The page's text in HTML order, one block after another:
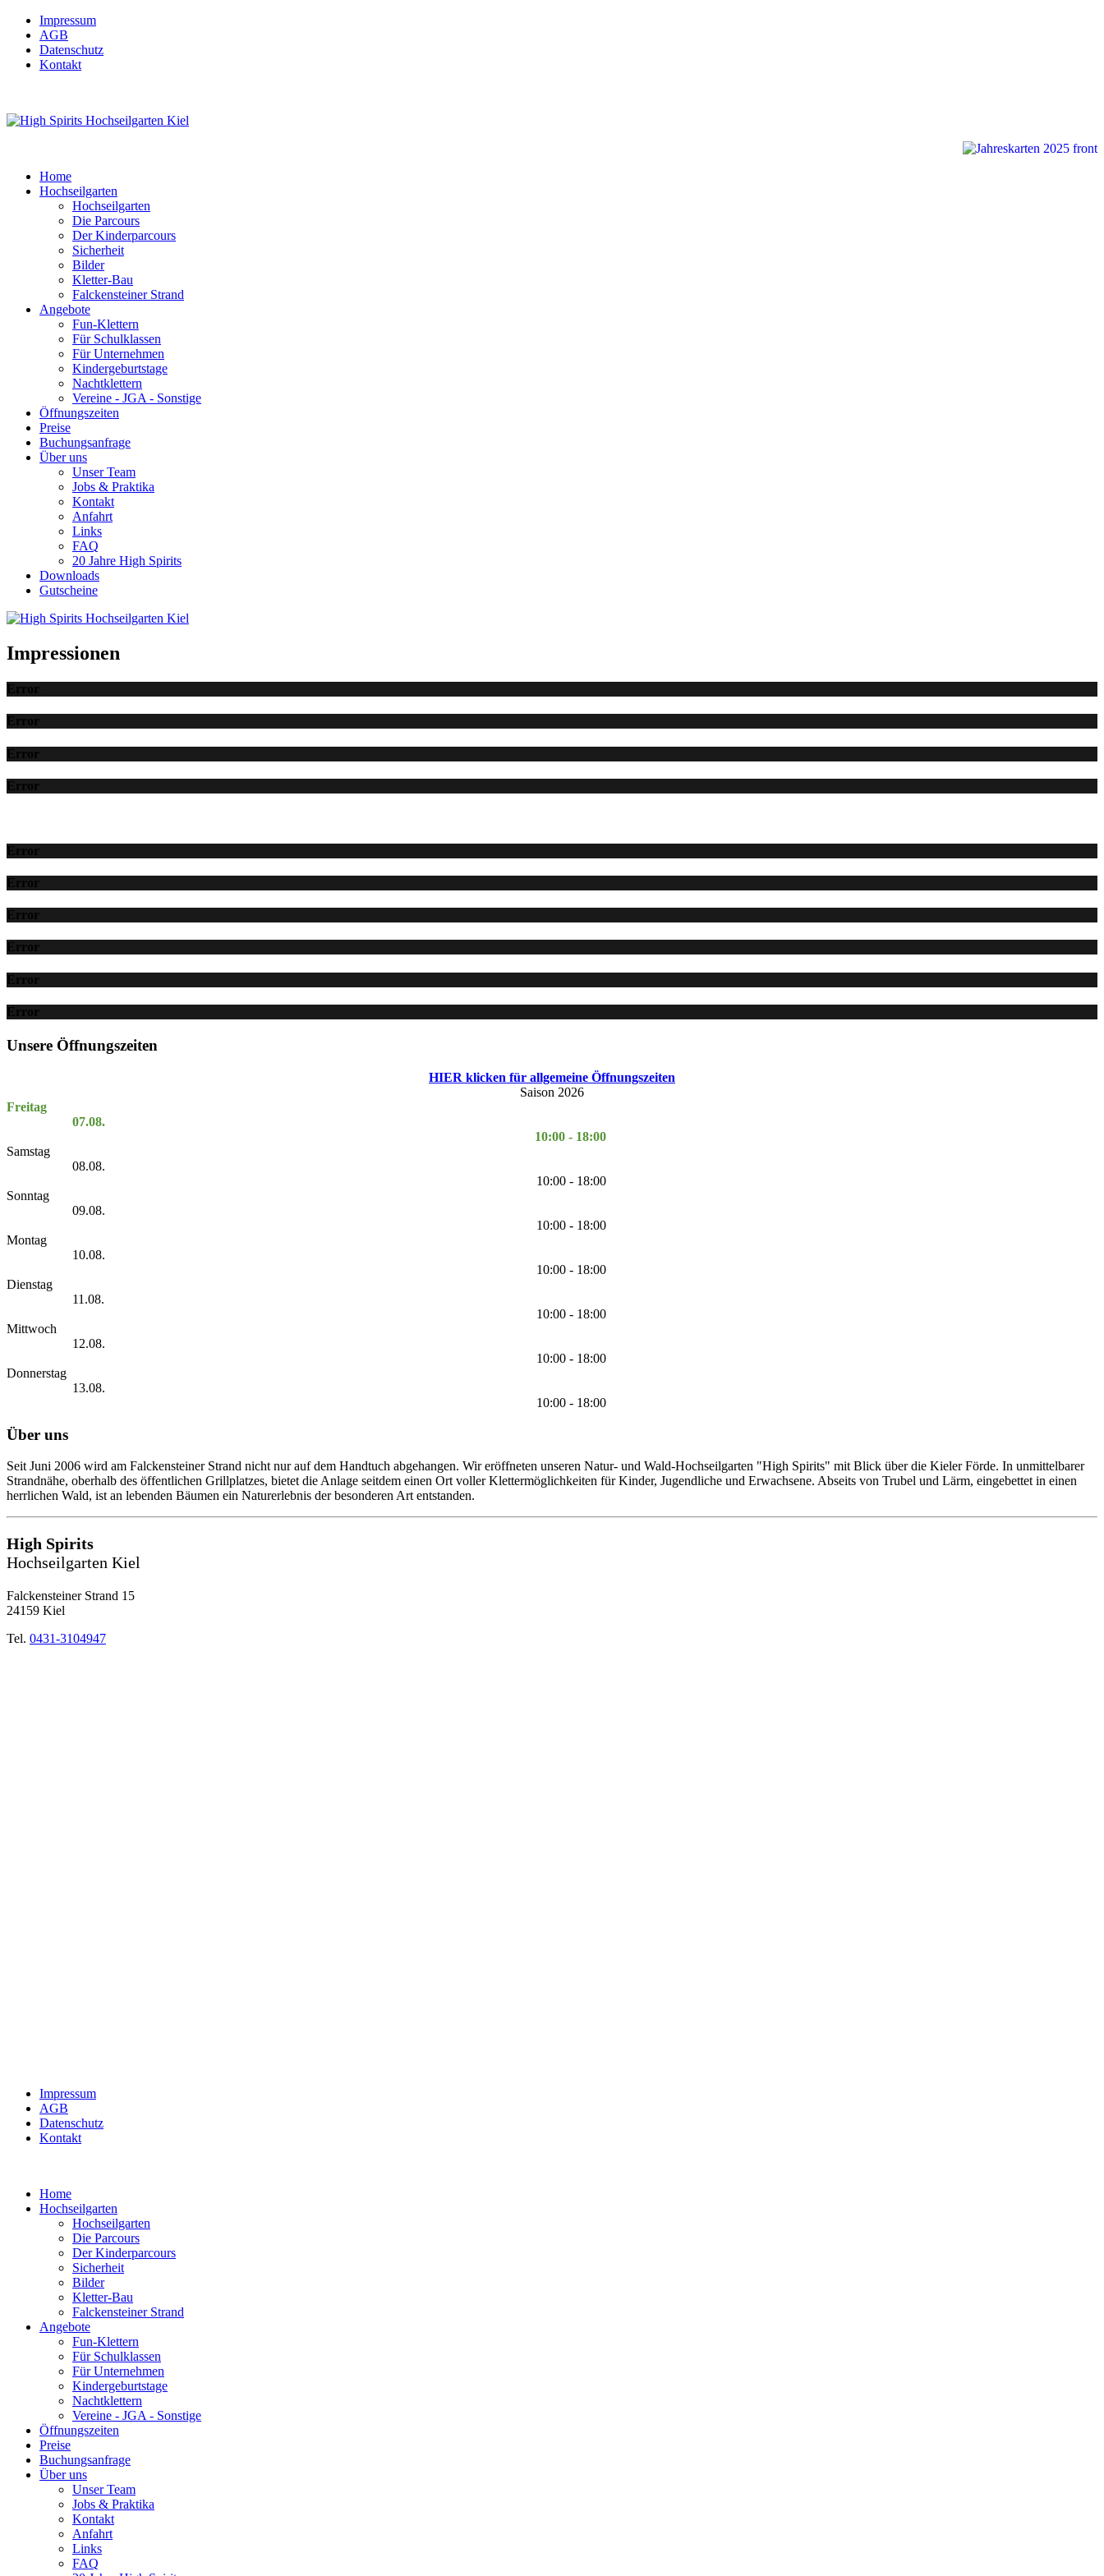
Impressum
AGB
Datenschutz
Kontakt
Home
Hochseilgarten
Hochseilgarten
Die Parcours
Der Kinderparcours
Sicherheit
Bilder
Kletter-Bau
Falckensteiner Strand
Angebote
Fun-Klettern
Für Schulklassen
Für Unternehmen
Kindergeburtstage
Nachtklettern
Vereine - JGA - Sonstige
Öffnungszeiten
Preise
Buchungsanfrage
Über uns
Unser Team
Jobs & Praktika
Kontakt
Anfahrt
Links
FAQ
20 Jahre High Spirits
Downloads
Gutscheine
Impressionen
Error
Error
Error
Error
Error
Error
Error
Error
Error
Error
Unsere Öffnungszeiten
HIER klicken für allgemeine Öffnungszeiten
Saison 2026
Freitag
07.08.
10:00 - 18:00
Samstag
08.08.
10:00 - 18:00
Sonntag
09.08.
10:00 - 18:00
Montag
10.08.
10:00 - 18:00
Dienstag
11.08.
10:00 - 18:00
Mittwoch
12.08.
10:00 - 18:00
Donnerstag
13.08.
10:00 - 18:00
Über uns
Seit Juni 2006 wird am Falckensteiner Strand nicht nur auf dem Handtuch abgehangen. Wir eröffneten unseren Natur- und Wald-Hochseilgarten "High Spirits" mit Blick über die Kieler Förde. In unmittelbarer
Strandnähe, oberhalb des öffentlichen Grillplatzes, bietet die Anlage seitdem einen Ort voller Klettermöglichkeiten für Kinder, Jugendliche und Erwachsene. Abseits von Trubel und Lärm, eingebettet in einen
herrlichen Wald, ist an lebenden Bäumen ein Naturerlebnis der besonderen Art entstanden.
High Spirits
Hochseilgarten Kiel
Falckensteiner Strand 15
24159 Kiel
Tel. 0431-3104947
Impressum
AGB
Datenschutz
Kontakt
Home
Hochseilgarten
Hochseilgarten
Die Parcours
Der Kinderparcours
Sicherheit
Bilder
Kletter-Bau
Falckensteiner Strand
Angebote
Fun-Klettern
Für Schulklassen
Für Unternehmen
Kindergeburtstage
Nachtklettern
Vereine - JGA - Sonstige
Öffnungszeiten
Preise
Buchungsanfrage
Über uns
Unser Team
Jobs & Praktika
Kontakt
Anfahrt
Links
FAQ